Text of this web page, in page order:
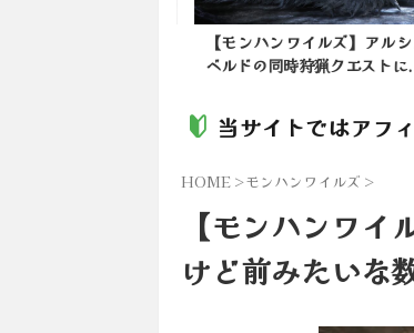
【モンハンワイルズ】アルシ
ベルドの同時狩猟クエストに...
当サイトではアフ
HOME >モンハンワイルズ >
【モンハンワ
けど前みたいな